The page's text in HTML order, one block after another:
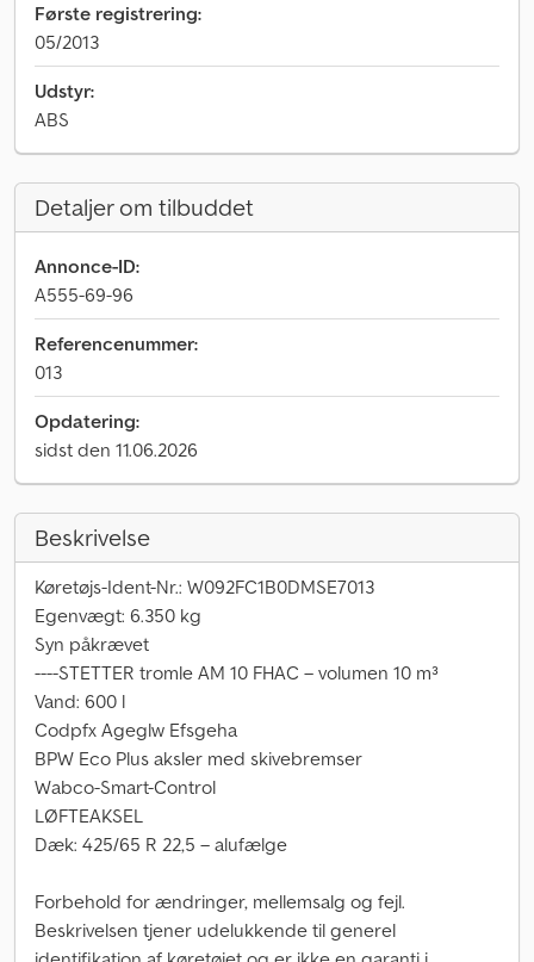
Første registrering:
05/2013
Udstyr:
ABS
Detaljer om tilbuddet
Annonce-ID:
A555-69-96
Referencenummer:
013
Opdatering:
sidst den 11.06.2026
Beskrivelse
Køretøjs-Ident-Nr.: W092FC1B0DMSE7013
Egenvægt: 6.350 kg
Syn påkrævet
----STETTER tromle AM 10 FHAC – volumen 10 m³
Vand: 600 l
Codpfx Ageglw Efsgeha
BPW Eco Plus aksler med skivebremser
Wabco-Smart-Control
LØFTEAKSEL
Dæk: 425/65 R 22,5 – alufælge
Forbehold for ændringer, mellemsalg og fejl.
Beskrivelsen tjener udelukkende til generel